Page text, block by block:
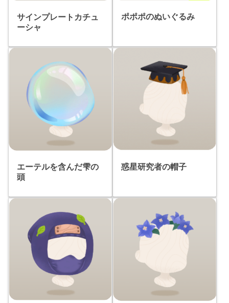
サインプレートカチュ
ーシャ
ポポポのぬいぐるみ
エーテルを含んだ雫の
頭
惑星研究者の帽子